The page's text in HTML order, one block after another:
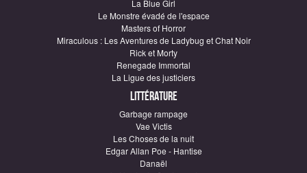
La Blue Girl
Le Monstre évadé de l'espace
Masters of Horror
Miraculous : Les Aventures de Ladybug et Chat Noir
Rick et Morty
Renegade Immortal
La Ligue des justiciers
Littérature
Garbage rampage
Vae Victis
Les Choses de la nuit
Edgar Allan Poe - Hantise
Danaël